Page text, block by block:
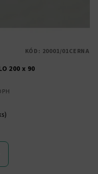
200 x 90
KÓD: 20001/01CERNA